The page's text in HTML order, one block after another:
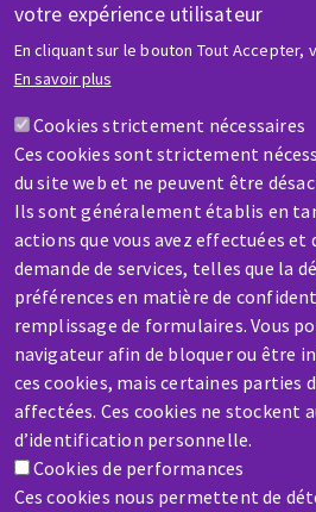
votre expérience utilisateur
En cliquant sur le bouton Tout Accepter,
En savoir plus
Cookies strictement nécessaires
Ces cookies sont strictement
du site web et ne peuvent être
Ils sont généralement établis en
actions que vous avez effectuées
demande de services, telles que la
préférences en matière de
remplissage de formulaires. Vous
navigateur afin de bloquer ou être
ces cookies, mais certaines parties
affectées. Ces cookies ne stockent
d’identification personnelle.
Cookies de performances
Ces cookies nous permettent de
AIDE &
Une question ? Un
Contactez-
SAV /
Une machine cassée
Contactez-